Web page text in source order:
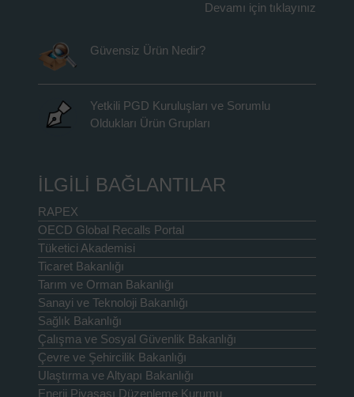
Devamı için tıklayınız
Güvensiz Ürün Nedir?
Yetkili PGD Kuruluşları ve Sorumlu
Oldukları Ürün Grupları
İLGİLİ BAĞLANTILAR
RAPEX
OECD Global Recalls Portal
Tüketici Akademisi
Ticaret Bakanlığı
Tarım ve Orman Bakanlığı
Sanayi ve Teknoloji Bakanlığı
Sağlık Bakanlığı
Çalışma ve Sosyal Güvenlik Bakanlığı
Çevre ve Şehircilik Bakanlığı
Ulaştırma ve Altyapı Bakanlığı
Enerji Piyasası Düzenleme Kurumu